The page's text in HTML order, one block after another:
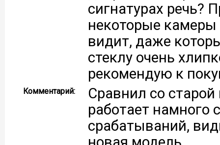
сигнатурах речь?
некоторые камеры
видит, даже
стеклу очень
рекомендую к
Комментарий:
Сравнил со
работает
срабатываний,